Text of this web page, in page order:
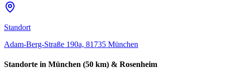
Standort
Adam-Berg-Straße 190a, 81735 München
Standorte in München (50 km) & Rosenheim